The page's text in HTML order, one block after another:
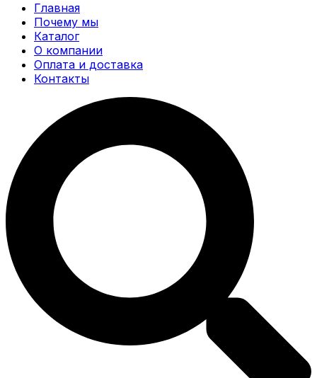
Главная
Почему мы
Каталог
О компании
Оплата и доставка
Контакты